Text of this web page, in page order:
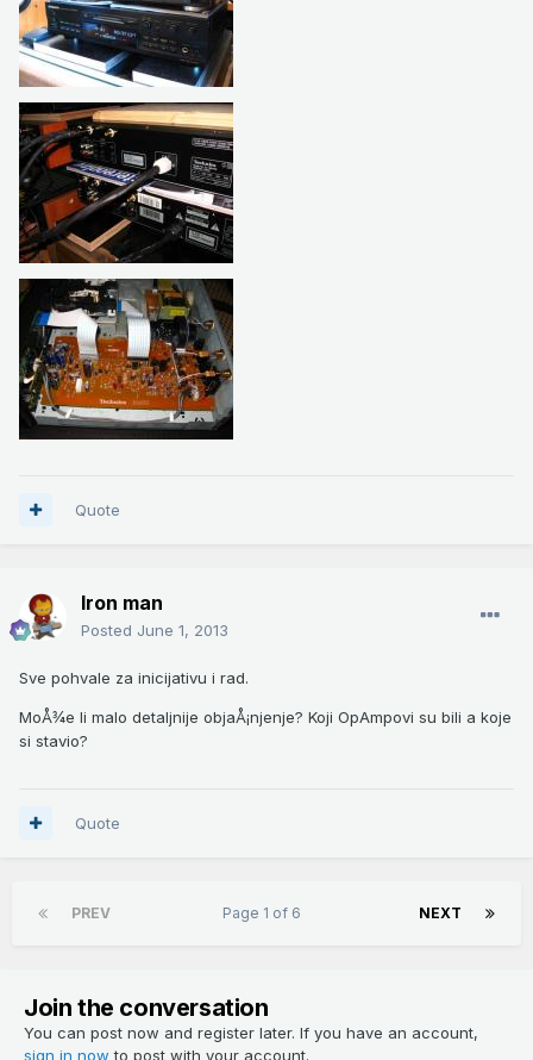
Quote
Iron man
Posted June 1, 2013
Sve pohvale za inicijativu i rad.
MoÅ¾e li malo detaljnije objaÅ¡njenje? Koji OpAmpovi su bili a koje
si stavio?
Quote
PREV NEXT
Page 1 of 6
Join the conversation
You can post now and register later. If you have an account,
sign in now to post with your account.